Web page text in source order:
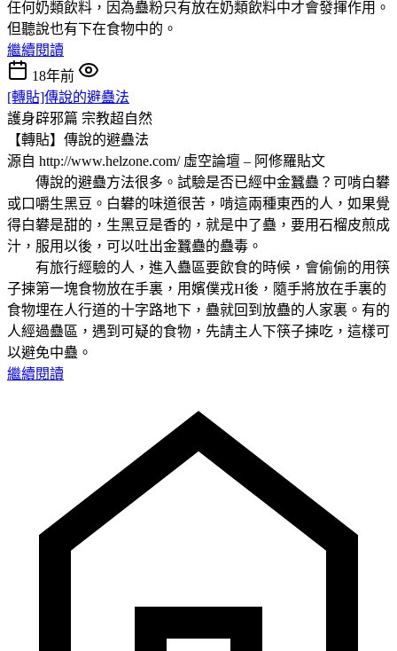
任何奶類飲料，因為蠱粉只有放在奶類飲料中才會發揮作用。
但聽說也有下在食物中的。
繼續閱讀
18年前
[轉貼]傳說的避蠱法
護身辟邪篇 宗教超自然
【轉貼】傳說的避蠱法
源自 http://www.helzone.com/ 虛空論壇 – 阿修羅貼文
傳說的避蠱方法很多。試驗是否已經中金蠶蠱？可啃白礬
或口嚼生黑豆。白礬的味道很苦，啃這兩種東西的人，如果覺
得白礬是甜的，生黑豆是香的，就是中了蠱，要用石榴皮煎成
汁，服用以後，可以吐出金蠶蠱的蠱毒。
有旅行經驗的人，進入蠱區要飲食的時候，會偷偷的用筷
子揀第一塊食物放在手裏，用嬪僕戎H後，隨手將放在手裏的
食物埋在人行道的十字路地下，蠱就回到放蠱的人家裏。有的
人經過蠱區，遇到可疑的食物，先請主人下筷子揀吃，這樣可
以避免中蠱。
繼續閱讀